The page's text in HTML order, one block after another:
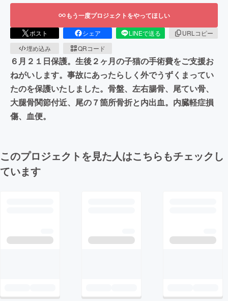
もう一度プロジェクトをやってほしい
ポスト シェア LINEで送る
URLコピー
埋め込み
QRコード
６月２１日保護。生後２ヶ月の子猫の手術費をご支援お
ねがいします。事故にあったらしく外でうずくまってい
たのを保護いたしました。骨盤、左右腸骨、尾てい骨、
大腿骨関節付近、尾の７箇所骨折と内出血。内臓軽症損
傷、血便。
このプロジェクトを見た人はこちらもチェックし
ています